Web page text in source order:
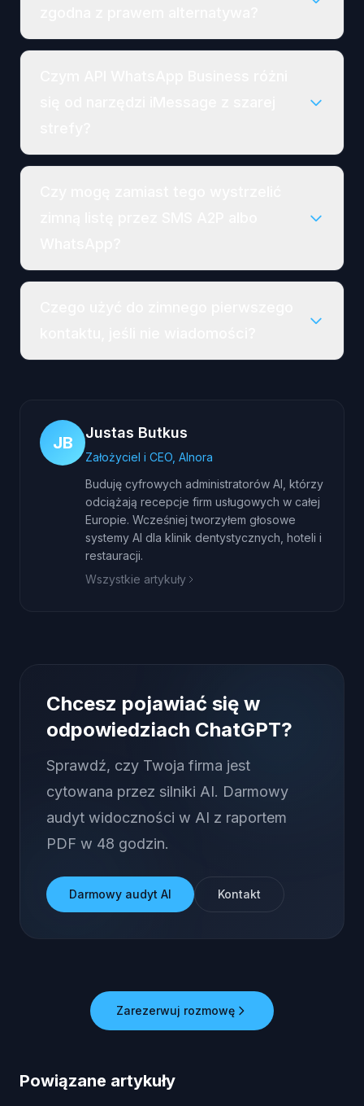
JB
Justas Butkus
Założyciel i CEO, AInora
Buduję cyfrowych administratorów AI, którzy
odciążają recepcje firm usługowych w całej
Europie. Wcześniej tworzyłem głosowe
systemy AI dla klinik dentystycznych, hoteli i
restauracji.
Wszystkie artykuły
Chcesz pojawiać się w
odpowiedziach ChatGPT?
Sprawdź, czy Twoja firma jest
cytowana przez silniki AI. Darmowy
audyt widoczności w AI z raportem
PDF w 48 godzin.
Darmowy audyt AI Kontakt
Zarezerwuj rozmowę
Powiązane artykuły